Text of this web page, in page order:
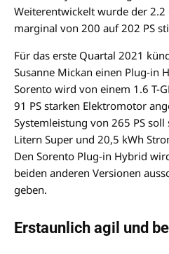
Weiterentwickelt wurde der 2.2
marginal von 200 auf 202 PS
Für das erste Quartal 2021
Susanne Mickan einen Plug-in
Sorento wird von einem 1.6 T-
91 PS starken Elektromotor
Systemleistung von 265 PS
Litern Super und 20,5 kWh
Den Sorento Plug-in Hybrid
beiden anderen Versionen
geben.
Erstaunlich agil und